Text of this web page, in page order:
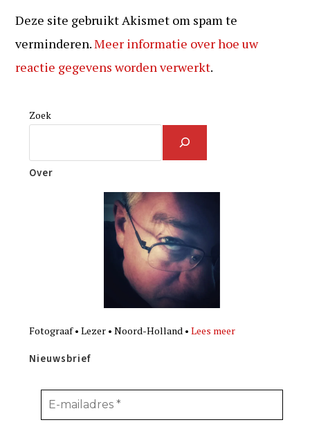
Deze site gebruikt Akismet om spam te
verminderen.Meer informatie over hoe uw
reactie gegevens worden verwerkt.
Zoek
Over
Fotograaf • Lezer • Noord-Holland •Lees meer
Nieuwsbrief